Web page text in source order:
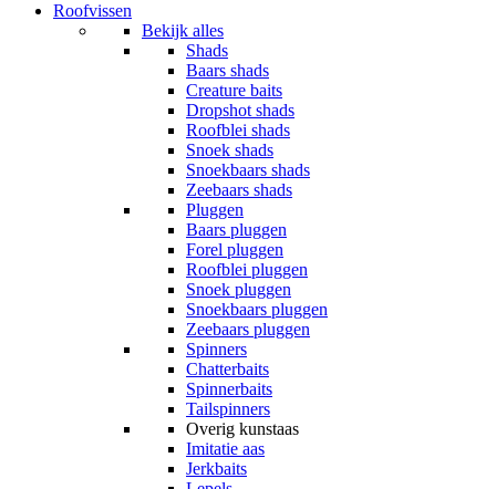
Roofvissen
Bekijk alles
Shads
Baars shads
Creature baits
Dropshot shads
Roofblei shads
Snoek shads
Snoekbaars shads
Zeebaars shads
Pluggen
Baars pluggen
Forel pluggen
Roofblei pluggen
Snoek pluggen
Snoekbaars pluggen
Zeebaars pluggen
Spinners
Chatterbaits
Spinnerbaits
Tailspinners
Overig kunstaas
Imitatie aas
Jerkbaits